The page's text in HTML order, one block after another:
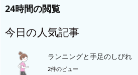
24時間の閲覧
今日の人気記事
ランニングと手足のしびれ
2件のビュー